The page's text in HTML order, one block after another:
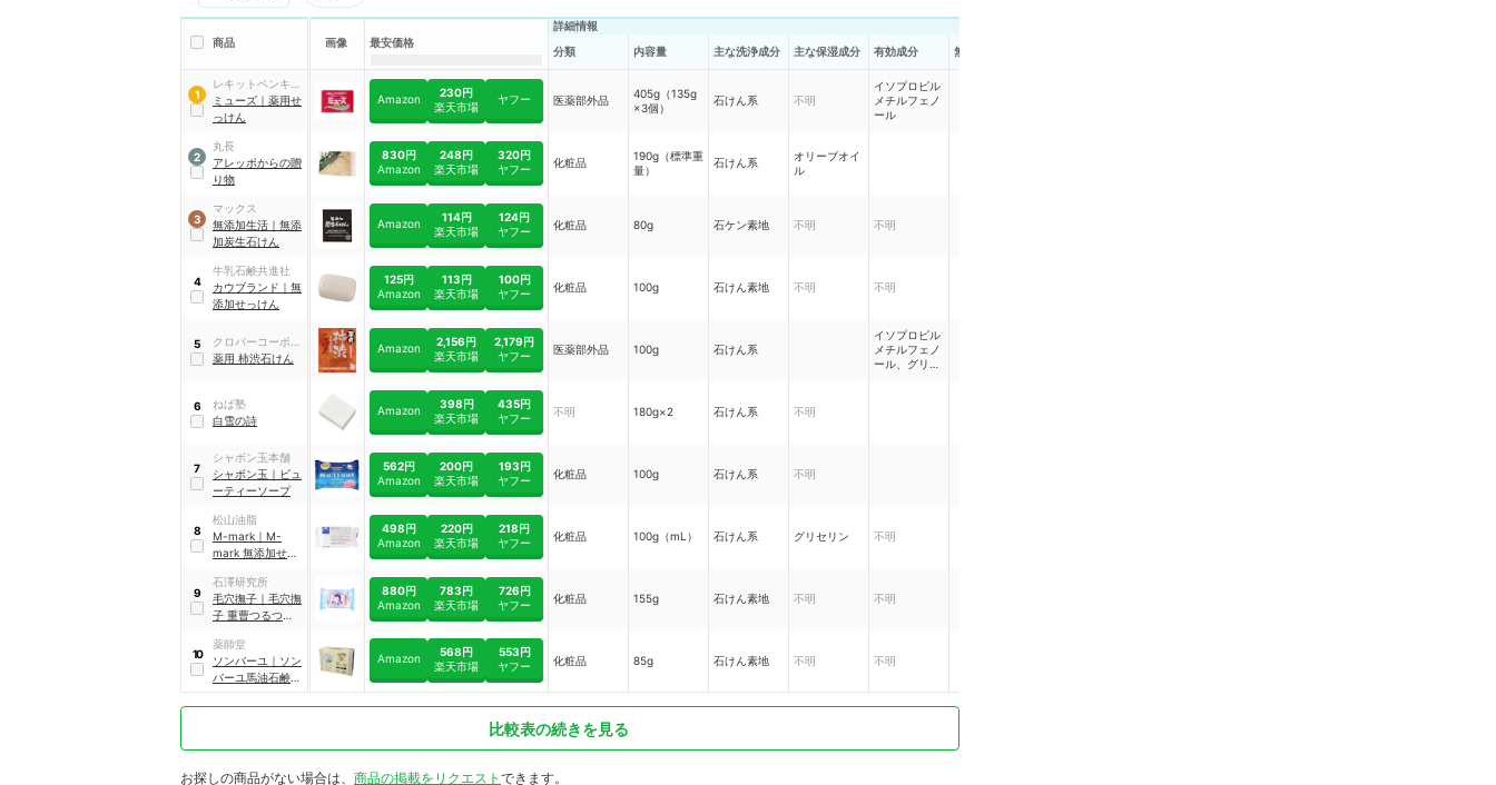
商品 画像 最安価格
詳細情報
分類
内容量 主な洗浄成分 主な保湿成分 有効成分 無香料
1
レキットベンキー
ザー・ジャパン
ミューズ ｜ 薬用せ
っけん
Amazon
230円
楽天市場
ヤフー 医薬部外品
405g（135g
×3個）
石けん系 不明
イソプロピル
メチルフェノ
ール
2
丸長
アレッポからの贈
り物
830円
Amazon
248円
楽天市場
320円
ヤフー
化粧品
190g（標準重
量）
石けん系
オリーブオイ
ル
3
マックス
無添加生活 ｜ 無添
加炭生石けん
Amazon
114円
楽天市場
124円
ヤフー
化粧品 80g 石ケン素地 不明 不明
4
牛乳石鹸共進社
カウブランド ｜ 無
添加せっけん
125円
Amazon
113円
楽天市場
100円
ヤフー
化粧品 100g 石けん素地 不明 不明
5
クロバーコーポレ
ーション
薬用 柿渋石けん
Amazon
2,156円
楽天市場
2,179円
ヤフー
医薬部外品 100g 石けん系
イソプロピル
メチルフェノ
ール、グリチ
6
ねば塾
白雪の詩
Amazon
398円
楽天市場
435円
ヤフー
不明 180g×2 石けん系 不明
7
シャボン玉本舗
シャボン玉 ｜ ビュ
ーティーソープ
562円
Amazon
200円
楽天市場
193円
ヤフー
化粧品 100g 石けん系 不明
8
松山油脂
M-mark ｜ M-
mark 無添加せっ
498円
Amazon
220円
楽天市場
218円
ヤフー
化粧品 100g（mL） 石けん系 グリセリン 不明
9
石澤研究所
毛穴撫子 ｜ 毛穴撫
子 重曹つるつる石
880円
Amazon
783円
楽天市場
726円
ヤフー
化粧品 155g 石けん素地 不明 不明
10
薬師堂
ソンバーユ ｜ ソン
バーユ馬油石鹸｜
0312
Amazon
568円
楽天市場
553円
ヤフー
化粧品 85g 石けん素地 不明 不明
比較表の続きを見る
お探しの商品がない場合は、 商品の掲載をリクエスト できます。